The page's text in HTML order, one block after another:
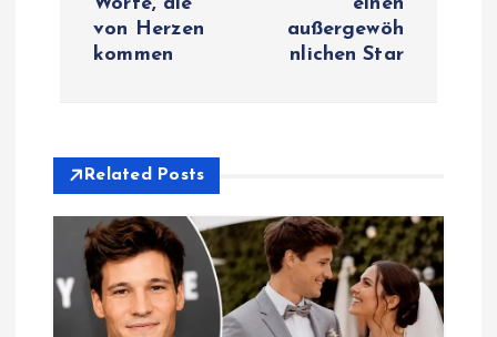
v
g
von Herzen
kommen
außergewöh
nlichen Star
Related Posts